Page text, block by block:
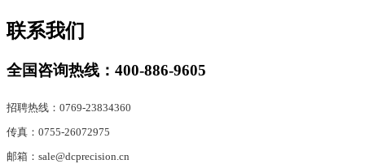
联系我们
全国咨询热线： 400-886-9605
招聘热线：0769-23834360
传真：0755-26072975
邮箱：sale@dcprecision.cn